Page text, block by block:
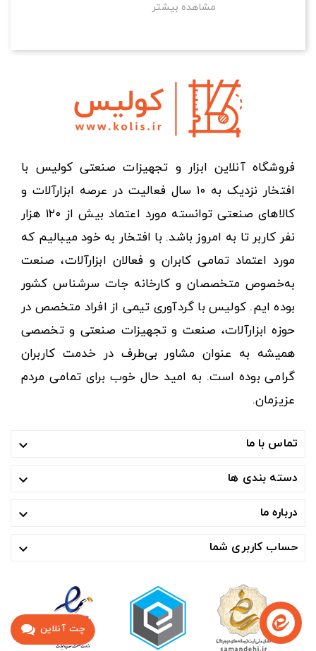
مشاهده بیشتر
فروشگاه آنلاین ابزار و تجهیزات صنعتی کولیس با
افتخار نزدیک به ۱۰ سال فعالیت در عرصه ابزارآلات و
کالاهای صنعتی توانسته مورد اعتماد بیش از ۱۲۰ هزار
نفر کاربر تا به امروز باشد. با افتخار به خود میبالیم که
مورد اعتماد تمامی کابران و فعالان ابزارآلات، صنعت
به‌خصوص متخصصان و کارخانه جات سرشناس کشور
بوده ایم. کولیس با گردآوری تیمی از افراد متخصص در
حوزه ابزارآلات، صنعت و تجهیزات صنعتی و تخصصی
همیشه به عنوان مشاور بی‌طرف در خدمت کاربران
گرامی بوده است. به امید حال خوب برای تمامی مردم
عزیزمان.
تماس با ما 
دسته بندی ها 
درباره ما 
حساب کاربری شما 
چت آنلاین